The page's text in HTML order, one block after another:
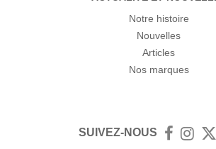
Notre histoire
Nouvelles
Articles
Nos marques
SUIVEZ-NOUS Facebook